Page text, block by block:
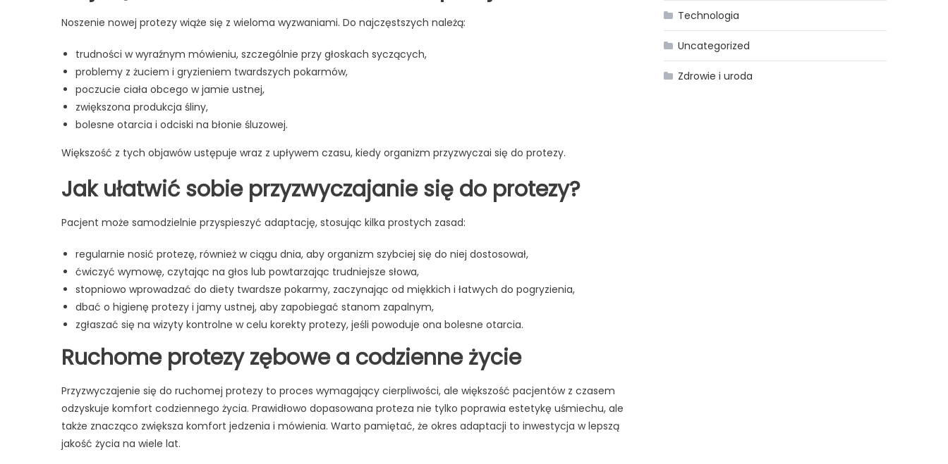
Noszenie nowej protezy wiąże się z wieloma wyzwaniami. Do najczęstszych należą:
trudności w wyraźnym mówieniu, szczególnie przy głoskach syczących,
problemy z żuciem i gryzieniem twardszych pokarmów,
poczucie ciała obcego w jamie ustnej,
zwiększona produkcja śliny,
bolesne otarcia i odciski na błonie śluzowej.
Większość z tych objawów ustępuje wraz z upływem czasu, kiedy organizm przyzwyczai się do protezy.
Jak ułatwić sobie przyzwyczajanie się do protezy?
Pacjent może samodzielnie przyspieszyć adaptację, stosując kilka prostych zasad:
regularnie nosić protezę, również w ciągu dnia, aby organizm szybciej się do niej dostosował,
ćwiczyć wymowę, czytając na głos lub powtarzając trudniejsze słowa,
stopniowo wprowadzać do diety twardsze pokarmy, zaczynając od miękkich i łatwych do pogryzienia,
dbać o higienę protezy i jamy ustnej, aby zapobiegać stanom zapalnym,
zgłaszać się na wizyty kontrolne w celu korekty protezy, jeśli powoduje ona bolesne otarcia.
Ruchome protezy zębowe a codzienne życie
Przyzwyczajenie się do ruchomej protezy to proces wymagający cierpliwości, ale większość pacjentów z czasem
odzyskuje komfort codziennego życia. Prawidłowo dopasowana proteza nie tylko poprawia estetykę uśmiechu, ale
także znacząco zwiększa komfort jedzenia i mówienia. Warto pamiętać, że okres adaptacji to inwestycja w lepszą
jakość życia na wiele lat.
Technologia
Uncategorized
Zdrowie i uroda